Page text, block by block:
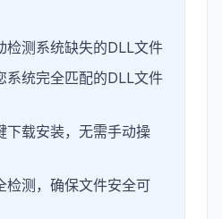
检测系统缺失的DLL文件
系统完全匹配的DLL文件
下载安装，无需手动操
检测，确保文件安全可